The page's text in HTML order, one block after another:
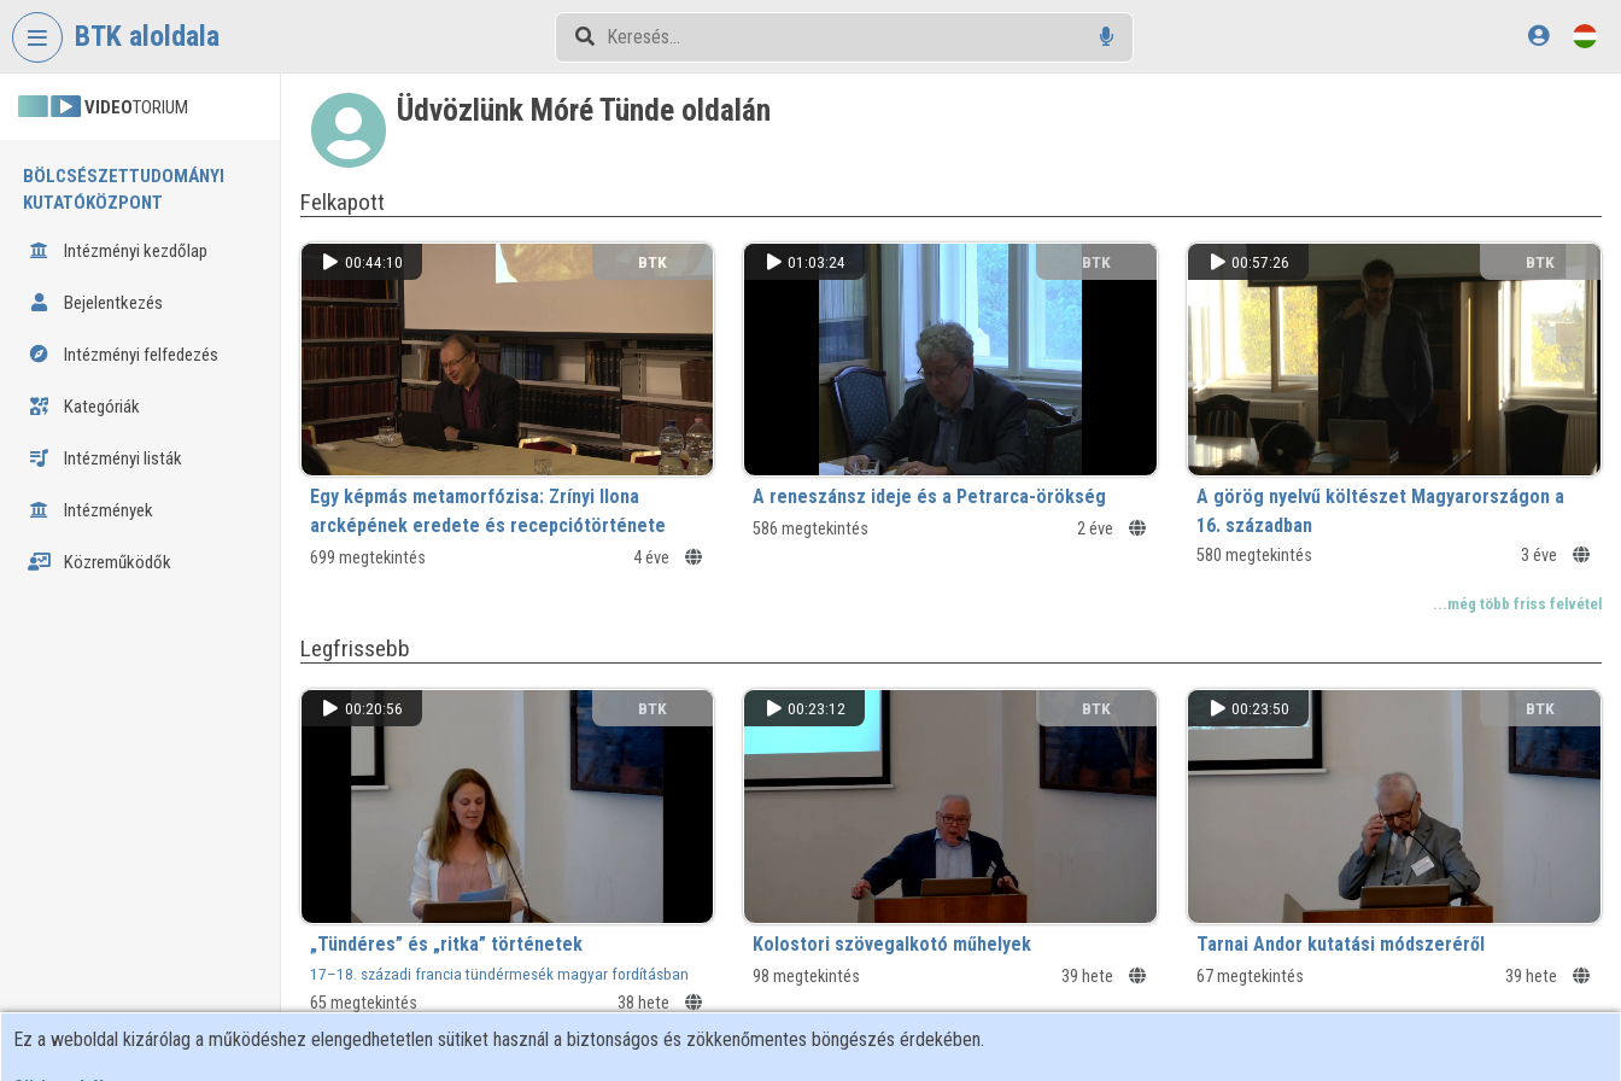
Fejléc kihagyása
BTK aloldala
VIDEOTORIUM
BÖLCSÉSZETTUDOMÁNYI
KUTATÓKÖZPONT
Intézményi kezdőlap
Bejelentkezés
Intézményi felfedezés
Kategóriák
Intézményi listák
Intézmények
Közreműködők
Üdvözlünk Móré Tünde oldalán
Felkapott
00:44:10 BTK
Egy képmás metamorfózisa: Zrínyi Ilona
arcképének eredete és recepciótörténete
699 megtekintés 4 éve
01:03:24 BTK
A reneszánsz ideje és a Petrarca-örökség
586 megtekintés 2 éve
00:57:26 BTK
A görög nyelvű költészet Magyarországon a
16. században
műfajok és tendenciák
580 megtekintés 3 éve
...még több friss felvétel
Legfrissebb
00:20:56 BTK
„Tündéres” és „ritka” történetek
17–18. századi francia tündérmesék magyar fordításban
65 megtekintés 38 hete
00:23:12 BTK
Kolostori szövegalkotó műhelyek
98 megtekintés 39 hete
00:23:50 BTK
Tarnai Andor kutatási módszeréről
67 megtekintés 39 hete
Ez a weboldal kizárólag a működéshez elengedhetetlen sütiket használ a biztonságos és zökkenőmentes böngészés érdekében.